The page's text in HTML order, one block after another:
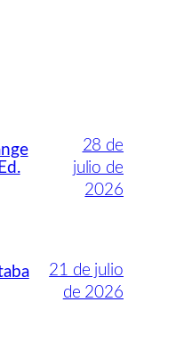
28 de
julio de
2026
21 de julio
de 2026